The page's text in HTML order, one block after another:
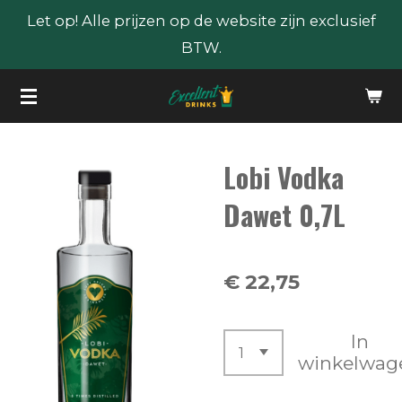
naar
de
hoofdinhoud
Let op! Alle prijzen op de website zijn exclusief
BTW.
Lobi Vodka
Dawet 0,7L
€ 22,75
In